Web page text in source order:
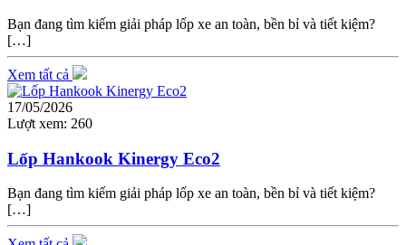
Bạn đang tìm kiếm giải pháp lốp xe an toàn, bền bỉ và tiết kiệm?
[…]
Xem tất cả
17/05/2026
Lượt xem: 260
Lốp Hankook Kinergy Eco2
Bạn đang tìm kiếm giải pháp lốp xe an toàn, bền bỉ và tiết kiệm?
[…]